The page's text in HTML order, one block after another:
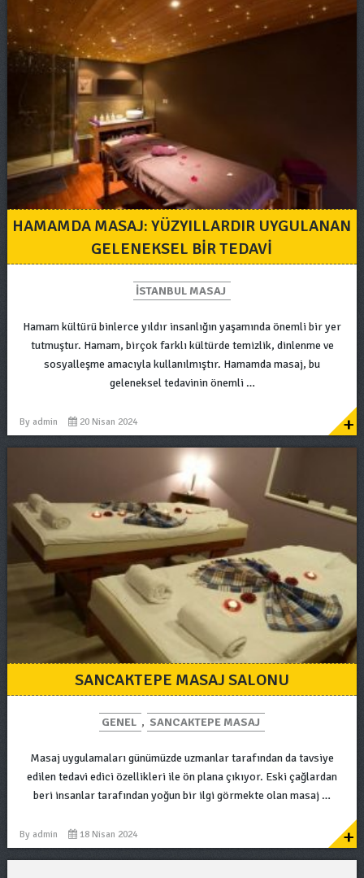
HAMAMDA MASAJ: YÜZYILLARDIR UYGULANAN
GELENEKSEL BIR TEDAVI
ISTANBUL MASAJ
Hamam kültürü binlerce yıldır insanlığın yaşamında önemli bir yer
tutmuştur. Hamam, birçok farklı kültürde temizlik, dinlenme ve
sosyalleşme amacıyla kullanılmıştır. Hamamda masaj, bu
geleneksel tedavinin önemli …
By admin 20 Nisan 2024 +
SANCAKTEPE MASAJ SALONU
GENEL , SANCAKTEPE MASAJ
Masaj uygulamaları günümüzde uzmanlar tarafından da tavsiye
edilen tedavi edici özellikleri ile ön plana çıkıyor. Eski çağlardan
beri insanlar tarafından yoğun bir ilgi görmekte olan masaj …
By admin 18 Nisan 2024 +